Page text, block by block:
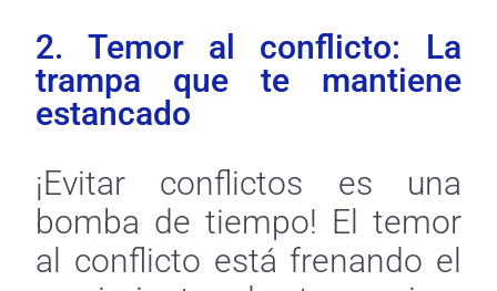
2. Temor al conflicto: La
trampa que te mantiene
estancado
¡Evitar conflictos es una
bomba de tiempo! El temor
al conflicto está frenando el